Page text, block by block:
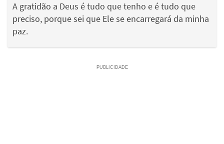
A gratidão a Deus é tudo que tenho e é tudo que
preciso, porque sei que Ele se encarregará da minha
paz.